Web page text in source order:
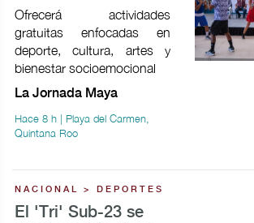
Ofrecerá actividades
gratuitas enfocadas en
deporte, cultura, artes y
bienestar socioemocional
La Jornada Maya
Hace 8 h | Playa del Carmen,
Quintana Roo
NACIONAL > DEPORTES
El 'Tri' Sub-23 se